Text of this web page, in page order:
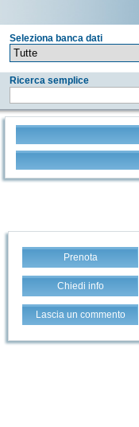
Seleziona banca dati
Ricerca semplice
Prenota
Chiedi info
Lascia un commento